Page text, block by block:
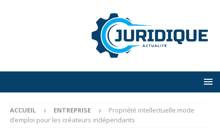
ACCUEIL ENTREPRISE
Propriété intellectuelle mode
d’emploi pour les créateurs indépendants